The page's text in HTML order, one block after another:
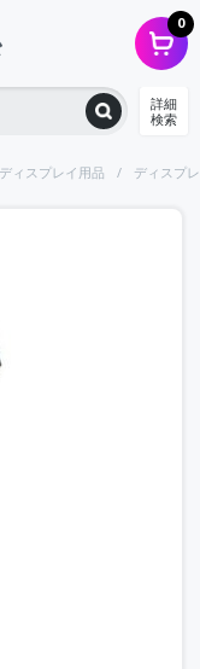
0
詳細
検索
ィスプレイ用品 ディスプ